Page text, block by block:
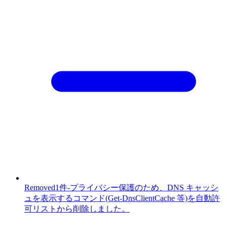
Removed1件-プライバシー保護のため、DNS キャッシ
ュを表示するコマンド(Get-DnsClientCache 等)を自動許
可リストから削除しました。